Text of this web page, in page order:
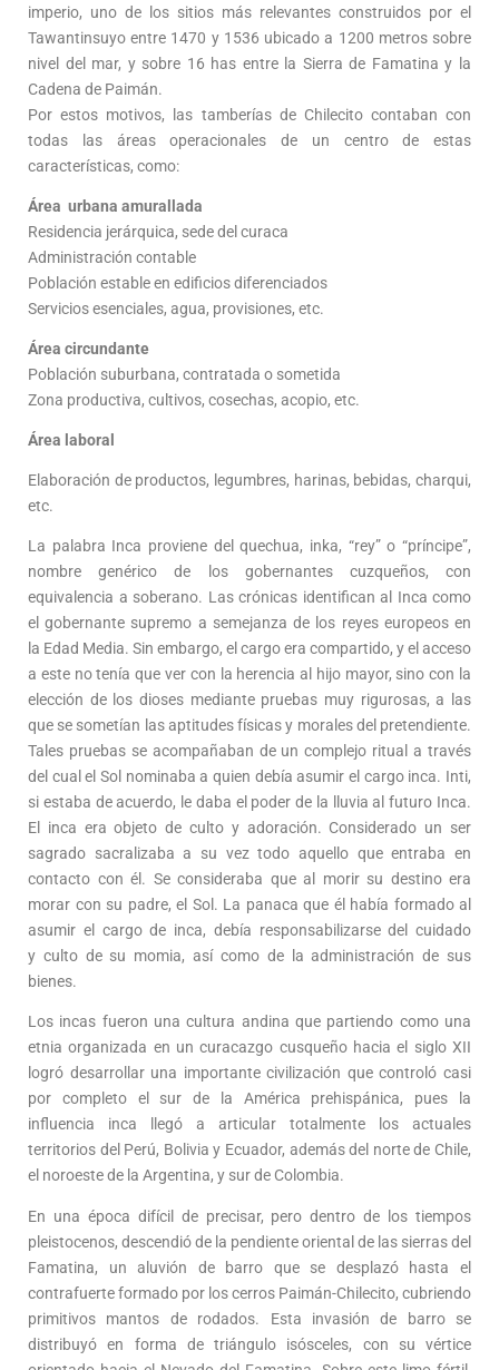
imperio, uno de los sitios más relevantes construidos por el
Tawantinsuyo entre 1470 y 1536 ubicado a 1200 metros sobre
nivel del mar, y sobre 16 has entre la Sierra de Famatina y la
Cadena de Paimán.
Por estos motivos, las tamberías de Chilecito contaban con
todas las áreas operacionales de un centro de estas
características, como:
Área urbana amurallada
Residencia jerárquica, sede del curaca
Administración contable
Población estable en edificios diferenciados
Servicios esenciales, agua, provisiones, etc.
Área circundante
Población suburbana, contratada o sometida
Zona productiva, cultivos, cosechas, acopio, etc.
Área laboral
Elaboración de productos, legumbres, harinas, bebidas, charqui,
etc.
La palabra Inca proviene del quechua, inka, “rey” o “príncipe”,
nombre genérico de los gobernantes cuzqueños, con
equivalencia a soberano. Las crónicas identifican al Inca como
el gobernante supremo a semejanza de los reyes europeos en
la Edad Media. Sin embargo, el cargo era compartido, y el acceso
a este no tenía que ver con la herencia al hijo mayor, sino con la
elección de los dioses mediante pruebas muy rigurosas, a las
que se sometían las aptitudes físicas y morales del pretendiente.
Tales pruebas se acompañaban de un complejo ritual a través
del cual el Sol nominaba a quien debía asumir el cargo inca. Inti,
si estaba de acuerdo, le daba el poder de la lluvia al futuro Inca.
El inca era objeto de culto y adoración. Considerado un ser
sagrado sacralizaba a su vez todo aquello que entraba en
contacto con él. Se consideraba que al morir su destino era
morar con su padre, el Sol. La panaca que él había formado al
asumir el cargo de inca, debía responsabilizarse del cuidado
y culto de su momia, así como de la administración de sus
bienes.
Los incas fueron una cultura andina que partiendo como una
etnia organizada en un curacazgo cusqueño hacia el siglo XII
logró desarrollar una importante civilización que controló casi
por completo el sur de la América prehispánica, pues la
influencia inca llegó a articular totalmente los actuales
territorios del Perú, Bolivia y Ecuador, además del norte de Chile,
el noroeste de la Argentina, y sur de Colombia.
En una época difícil de precisar, pero dentro de los tiempos
pleistocenos, descendió de la pendiente oriental de las sierras del
Famatina, un aluvión de barro que se desplazó hasta el
contrafuerte formado por los cerros Paimán-Chilecito, cubriendo
primitivos mantos de rodados. Esta invasión de barro se
distribuyó en forma de triángulo isósceles, con su vértice